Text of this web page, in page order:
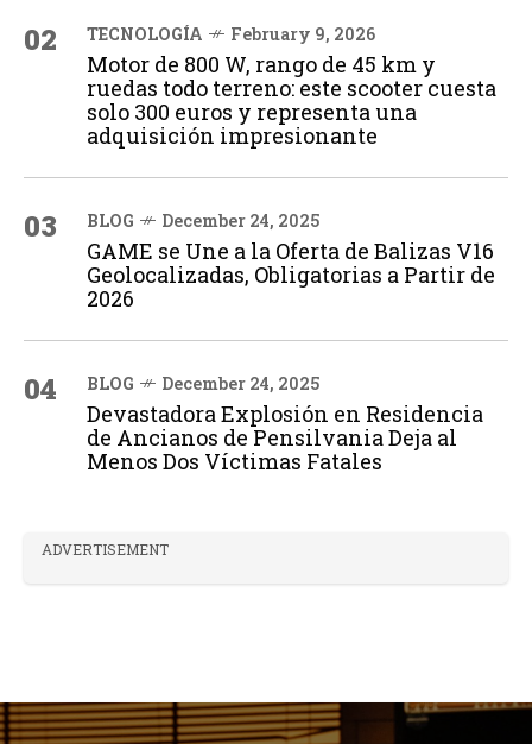
02 TECNOLOGÍA February 9, 2026
Motor de 800 W, rango de 45 km y
ruedas todo terreno: este scooter cuesta
solo 300 euros y representa una
adquisición impresionante
03 BLOG December 24, 2025
GAME se Une a la Oferta de Balizas V16
Geolocalizadas, Obligatorias a Partir de
2026
04 BLOG December 24, 2025
Devastadora Explosión en Residencia
de Ancianos de Pensilvania Deja al
Menos Dos Víctimas Fatales
ADVERTISEMENT